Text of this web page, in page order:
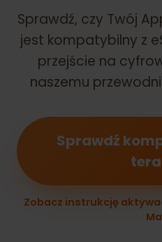
Sprawdź, czy Twój
jest kompatybilny z
przejście na
naszemu
Sprawdź
Zobacz instrukcję